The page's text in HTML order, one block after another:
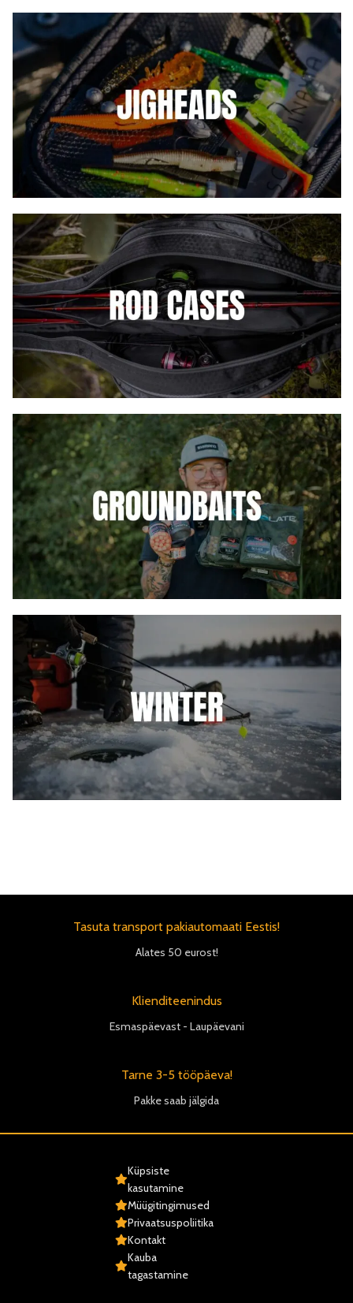
Tasuta transport pakiautomaati Eestis!
Alates 50 eurost!
Klienditeenindus
Esmaspäevast - Laupäevani
Tarne 3-5 tööpäeva!
Pakke saab jälgida
Küpsiste
kasutamine
Müügitingimused
Privaatsuspoliitika
Kontakt
Kauba
tagastamine